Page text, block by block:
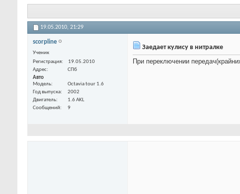
19.05.2010, 21:29
scorpline
Ученик
Регистрация
19.05.2010
Адрес
СПб
Авто
Модель
Octavia tour 1.6
Год выпуска
2002
Двигатель
1.6 AKL
Сообщений
9
Заедает кулису в нитралке
При переключении